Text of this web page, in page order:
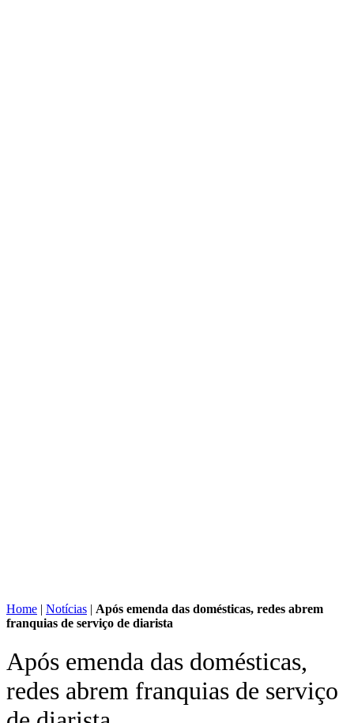
Home | Notícias | Após emenda das domésticas, redes abrem
franquias de serviço de diarista
Após emenda das domésticas,
redes abrem franquias de serviço